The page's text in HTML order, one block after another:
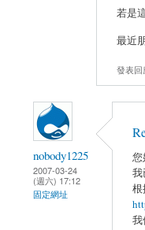
若是
最近
發表
nobody1225
2007-03-24
(週六) 17:12
固定網址
您
我
根
我